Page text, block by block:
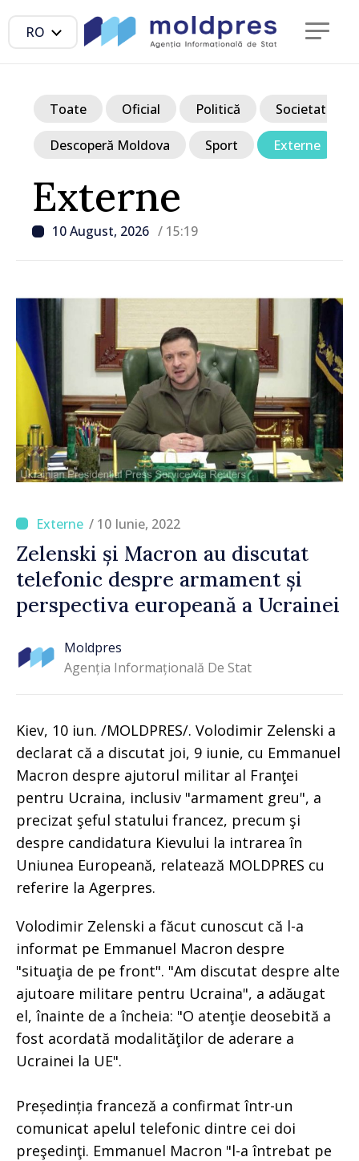
RO
Externe
10 August, 2026 / 15:19
Toate Oficial Politică Societate
Descoperă Moldova Sport Externe
/ 10 Iunie, 2022
Zelenski și Macron au discutat
telefonic despre armament și
perspectiva europeană a Ucrainei
Moldpres
Agenția Informațională De Stat
Kiev, 10 iun. /MOLDPRES/. Volodimir Zelenski a
declarat că a discutat joi, 9 iunie, cu Emmanuel
Macron despre ajutorul militar al Franţei
pentru Ucraina, inclusiv "armament greu", a
precizat şeful statului francez, precum şi
despre candidatura Kievului la intrarea în
Uniunea Europeană, relatează MOLDPRES cu
referire la Agerpres.
Volodimir Zelenski a făcut cunoscut că l-a
informat pe Emmanuel Macron despre
"situaţia de pe front". "Am discutat despre alte
ajutoare militare pentru Ucraina", a adăugat
el, înainte de a încheia: "O atenţie deosebită a
fost acordată modalităţilor de aderare a
Ucrainei la UE".
Președinția franceză a confirmat într-un
comunicat apelul telefonic dintre cei doi
preşedinţi. Emmanuel Macron "l-a întrebat pe